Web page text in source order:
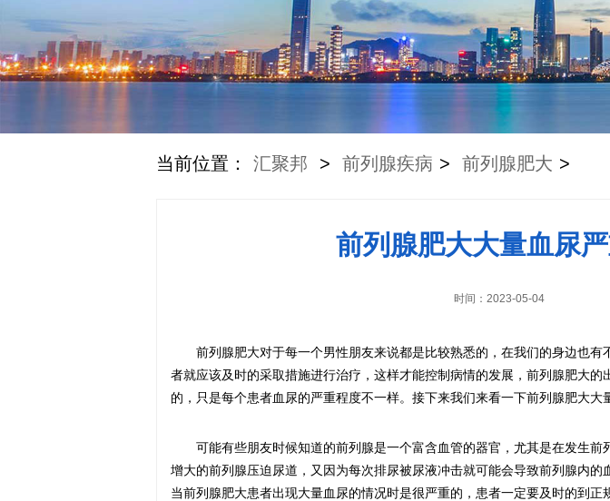
当前位置： 汇聚邦 > 前列腺疾病 > 前列腺肥大 >
前列腺肥大大量血尿
时间：2023-05-04
前列腺肥大对于每一个男性朋友来说都是比较熟悉的，在我们的身边也有
者就应该及时的采取措施进行治疗，这样才能控制病情的发展，前列腺肥大
的，只是每个患者血尿的严重程度不一样。接下来我们来看一下前列腺肥大大
可能有些朋友时候知道的前列腺是一个富含血管的器官，尤其是在发生前
增大的前列腺压迫尿道，又因为每次排尿被尿液冲击就可能会导致前列腺内的
当前列腺肥大患者出现大量血尿的情况时是很严重的，患者一定要及时的到正